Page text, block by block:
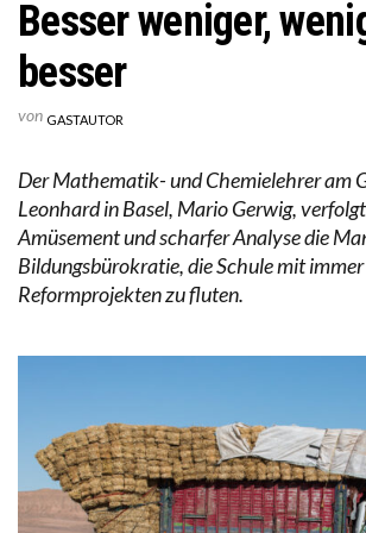
Besser weniger,
besser
von GASTAUTOR
Der Mathematik- und Chemielehrer am
Leonhard in Basel, Mario Gerwig,
Amüsement und scharfer Analyse die
Bildungsbürokratie, die Schule mit
Reformprojekten zu fluten.